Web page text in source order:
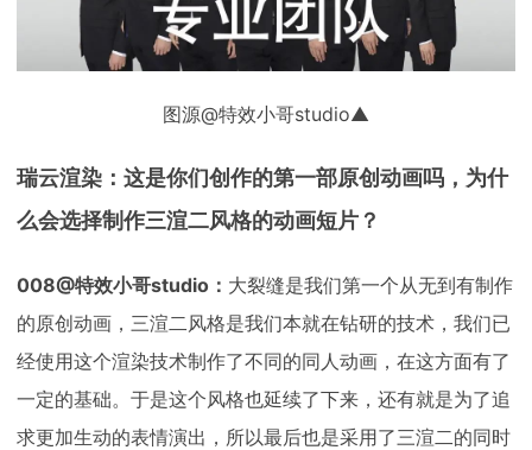
图源@特效小哥studio▲
瑞云渲染：这是你们创作的第一部原创动画吗，为什
么会选择制作三渲二风格的动画短片？
008@特效小哥studio： 大裂缝是我们第一个从无到有制作
的原创动画，三渲二风格是我们本就在钻研的技术，我们已
经使用这个渲染技术制作了不同的同人动画，在这方面有了
一定的基础。于是这个风格也延续了下来，还有就是为了追
求更加生动的表情演出，所以最后也是采用了三渲二的同时